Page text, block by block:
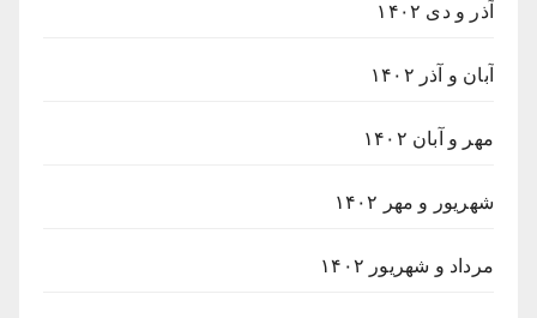
آذر و دی ۱۴۰۲
آبان و آذر ۱۴۰۲
مهر و آبان ۱۴۰۲
شهریور و مهر ۱۴۰۲
مرداد و شهریور ۱۴۰۲